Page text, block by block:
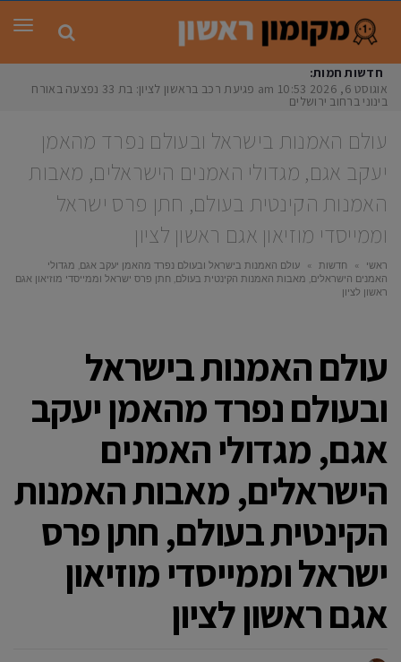
חדשות חמות:
אוגוסט 6, 2026
10:53 am פגיעת רכב בראשון לציון: בת 33 נפצעה באורח
בינוני ברחוב ירושלים
עולם האמנות בישראל ובעולם נפרד מהאמן
יעקב אגם, מגדולי האמנים הישראלים, מאבות
האמנות הקינטית בעולם, חתן פרס ישראל
וממייסדי מוזיאון אגם ראשון לציון
ראשי » חדשות »
עולם האמנות בישראל ובעולם נפרד מהאמן יעקב אגם, מגדולי
האמנים הישראלים, מאבות האמנות הקינטית בעולם, חתן פרס ישראל וממייסדי מוזיאון אגם
ראשון לציון
עולם האמנות בישראל
ובעולם נפרד מהאמן יעקב
אגם, מגדולי האמנים
הישראלים, מאבות האמנות
הקינטית בעולם, חתן פרס
ישראל וממייסדי מוזיאון
אגם ראשון לציון